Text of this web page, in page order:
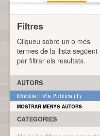
Filtres
Cliqueu sobre un o més
termes de la llista següent
per filtrar els resultats.
AUTORS
Mobiliat i Via Pública (1)
MOSTRAR MENYS AUTORS
CATEGORIES